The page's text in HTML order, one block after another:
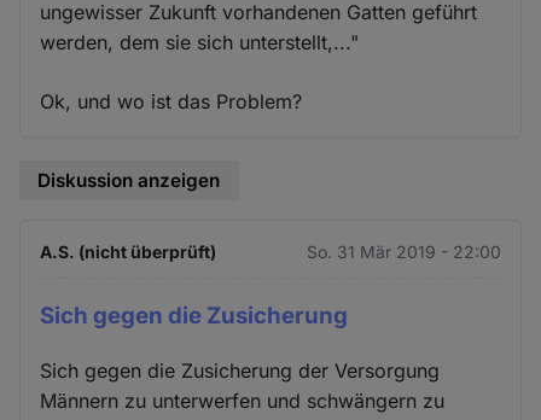
ungewisser Zukunft vorhandenen Gatten geführt
werden, dem sie sich unterstellt,..."
Ok, und wo ist das Problem?
Diskussion anzeigen
A.S. (nicht überprüft) So. 31 Mär 2019 - 22:00
Sich gegen die Zusicherung
Sich gegen die Zusicherung der Versorgung
Männern zu unterwerfen und schwängern zu